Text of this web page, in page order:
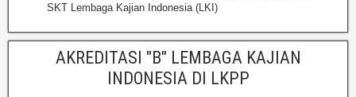
SKT Lembaga Kajian Indonesia (LKI)
AKREDITASI "B" LEMBAGA KAJIAN
INDONESIA DI LKPP